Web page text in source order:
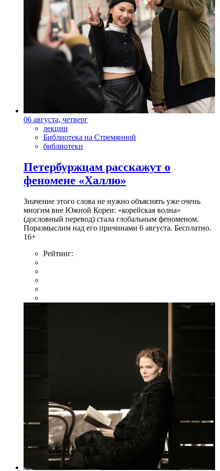
06 августа, четверг
лекции
Библиотека на Стремянной
библиотеки
Петербуржцам расскажут о
феномене «Халлю»
Значение этого слова не нужно объяснять уже очень
многим вне Южной Кореи: «корейская волна»
(дословный перевод) стала глобальным феноменом.
Поразмыслим над его причинами 6 августа. Бесплатно.
16+
Рейтинг: